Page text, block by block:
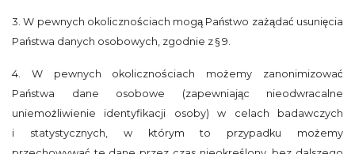
3. W pewnych okolicznościach mogą Państwo zażądać usunięcia
Państwa danych osobowych, zgodnie z § 9.
4. W pewnych okolicznościach możemy zanonimizować
Państwa dane osobowe (zapewniając nieodwracalne
uniemożliwienie identyfikacji osoby) w celach badawczych
i statystycznych, w którym to przypadku możemy